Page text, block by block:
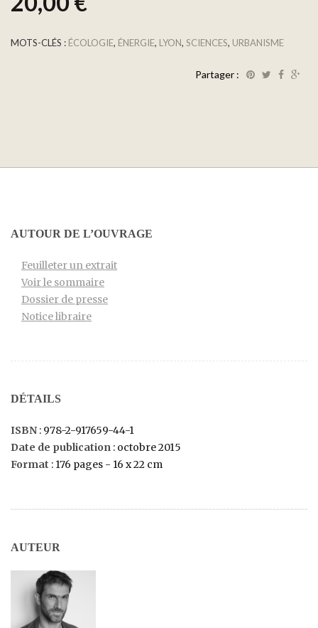
MOTS-CLÉS : ÉCOLOGIE, ÉNERGIE, LYON, SCIENCES, URBANISME
Partager :
AUTOUR DE L’OUVRAGE
Feuilleter un extrait
Voir le sommaire
Dossier de presse
Notice libraire
DÉTAILS
ISBN : 978-2-917659-44-1
Date de publication : octobre 2015
Format : 176 pages - 16 x 22 cm
AUTEUR